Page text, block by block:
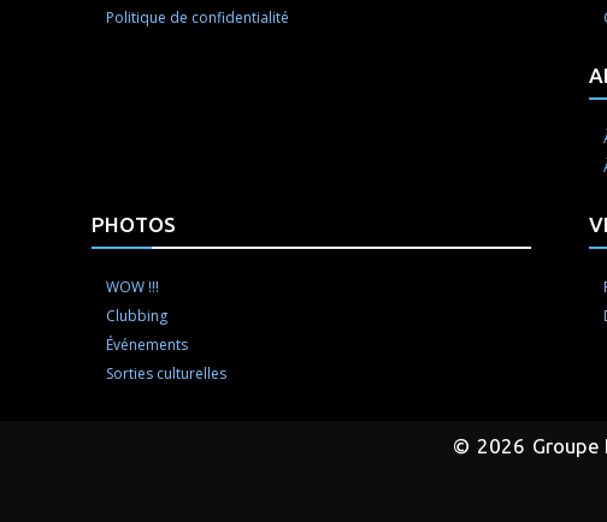
Politique de confidentialité
PHOTOS
WOW !!!
Clubbing
Événements
Sorties culturelles
© 2026 Groupe